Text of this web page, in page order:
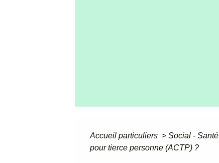
Accueil particuliers > Social - Santé
pour tierce personne (ACTP) ?